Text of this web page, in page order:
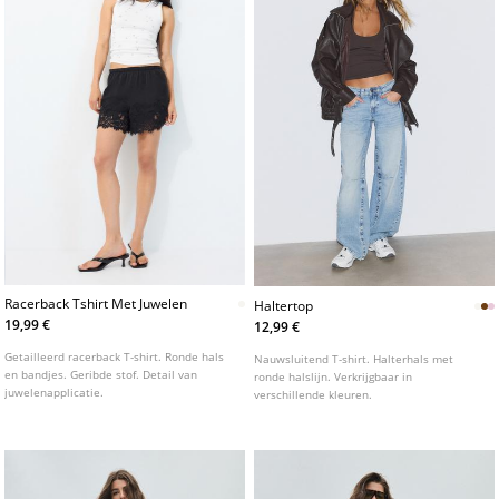
Racerback Tshirt Met Juwelen
19,99 €
Getailleerd racerback T-shirt. Ronde hals
en bandjes. Geribde stof. Detail van
juwelenapplicatie.
Haltertop
12,99 €
Nauwsluitend T-shirt. Halterhals met
ronde halslijn. Verkrijgbaar in
verschillende kleuren.